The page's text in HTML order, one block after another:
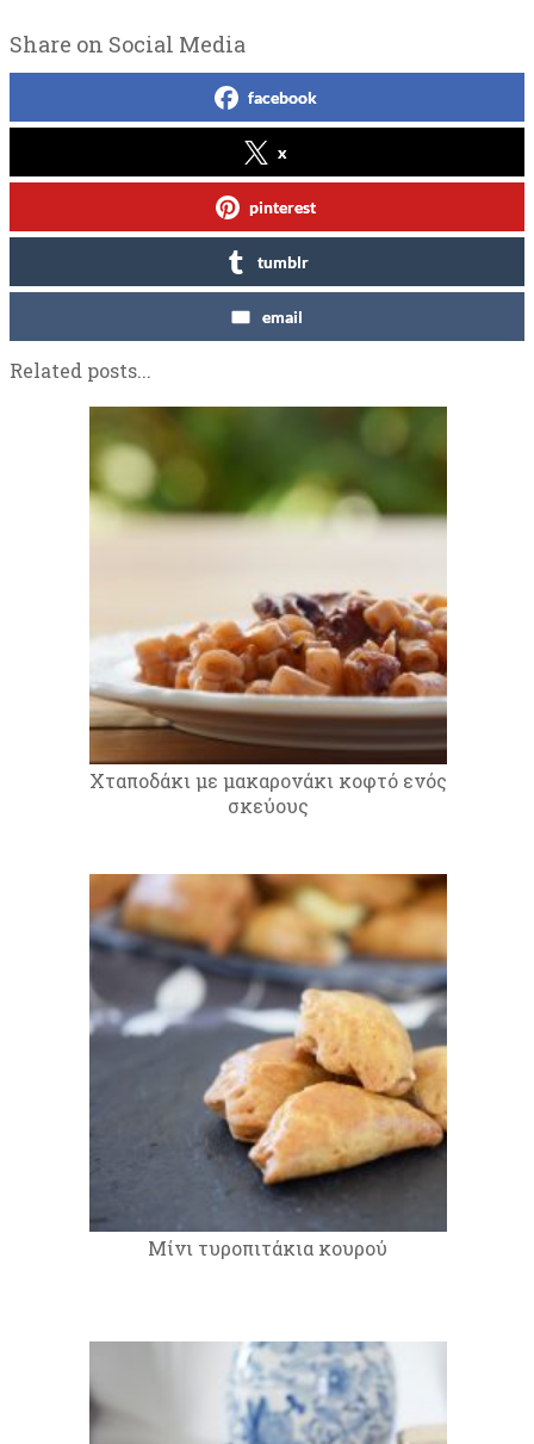
Share on Social Media
facebook
x
pinterest
tumblr
email
Related posts...
Xταποδάκι με μακαρονάκι κοφτό ενός
σκεύους
Μίνι τυροπιτάκια κουρού